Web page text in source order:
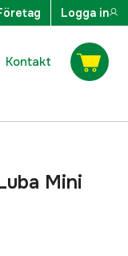
Logga in
Kontakt
Mini